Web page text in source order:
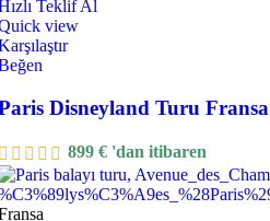
Teklif Al
view
Disneyland Turu Fransa
899 € 'dan itibaren